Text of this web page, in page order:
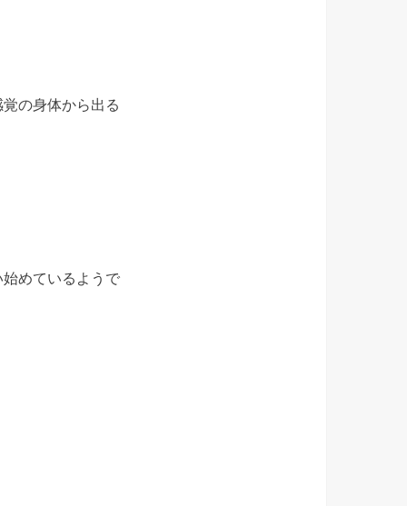
の身体から出る
めているようで